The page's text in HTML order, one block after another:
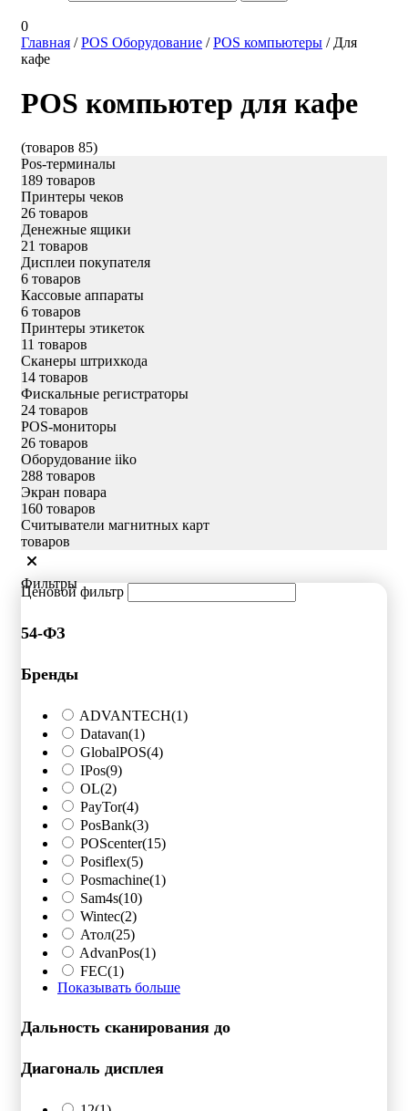
0
Главная /POS Оборудование /POS компьютеры / Для
кафе
POS компьютер для кафе
(товаров 85)
Pos-терминалы
189 товаров
Принтеры чеков
26 товаров
Денежные ящики
21 товаров
Дисплеи покупателя
6 товаров
Кассовые аппараты
6 товаров
Принтеры этикеток
11 товаров
Сканеры штрихкода
14 товаров
Фискальные регистраторы
24 товаров
POS-мониторы
26 товаров
Оборудование iiko
288 товаров
Экран повара
160 товаров
Считыватели магнитных карт
товаров
Фильтры
Ценовой фильтр
54-ФЗ
Бренды
ADVANTECH(1)
Datavan(1)
GlobalPOS(4)
IPos(9)
OL(2)
PayTor(4)
PosBank(3)
POScenter(15)
Posiflex(5)
Posmachine(1)
Sam4s(10)
Wintec(2)
Атол(25)
AdvanPos(1)
FEC(1)
Показывать больше
Дальность сканирования до
Диагональ дисплея